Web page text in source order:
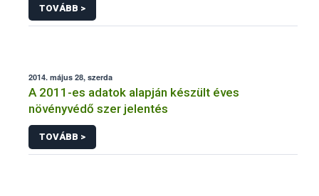
TOVÁBB >
2014. május 28, szerda
A 2011-es adatok alapján készült éves
növényvédő szer jelentés
TOVÁBB >